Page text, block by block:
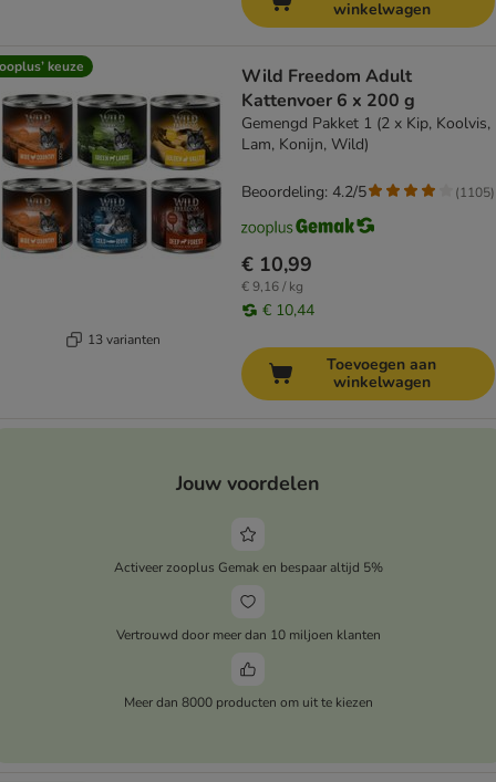
winkelwagen
keuze
13 varianten
Wild Freedom Adult
Kattenvoer 6 x 200 g
Gemengd Pakket 1 (2 x Kip, Koolvis,
Lam, Konijn, Wild)
€ 10,99
€ 9,16 / kg
€ 10,44
Beoordeling: 4.2/5 (1105)
Toevoegen aan
winkelwagen
Jouw voordelen
Activeer zooplus Gemak en bespaar altijd 5%
Vertrouwd door meer dan 10 miljoen klanten
Meer dan 8000 producten om uit te kiezen